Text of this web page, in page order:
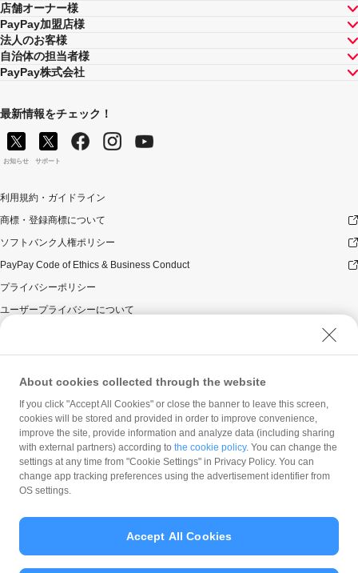
店舗オーナー様
PayPay加盟店様
法人のお客様
自治体の担当者様
PayPay株式会社
最新情報をチェック！
お知らせ サポート
利用規約・ガイドライン
商標・登録商標について
ソフトバンク人権ポリシー
PayPay Code of Ethics & Business Conduct
プライバシーポリシー
ユーザープライバシーについて
ウェブサイト利用規約
反社会的勢力に対する方針
勧誘方針
マネロン等基本方針
カスタマーハラスメントに関する当社の考え方
© PayPay Corporation
About cookies collected through the website
If you click "Accept All Cookies" or close the banner to leave this screen,
cookies will be stored and provided in order to improve convenience,
improve the site, provide information and analyze data (including sharing
with external partners) according to the cookie policy. You can change the
settings at any time from "Cookie Settings" in Privacy Policy. You can
change app tracking preferences using the advertisement identifier from
OS settings.
Accept All Cookies